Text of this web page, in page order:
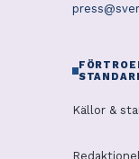
Källor &